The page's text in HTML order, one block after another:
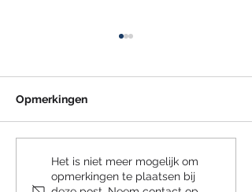
Subsidie Praktijkleren
2026
Opmerkingen
Het is niet meer mogelijk om
opmerkingen te plaatsen bij